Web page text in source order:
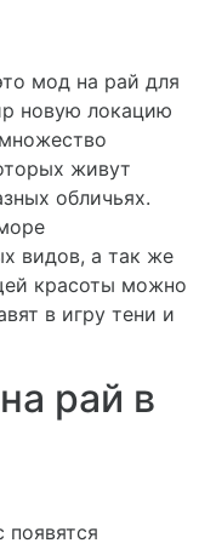
мод на рай для
новую локацию
живут
обличьях.
видов, а так же
красоты можно
в игру тени и
рай в
появятся